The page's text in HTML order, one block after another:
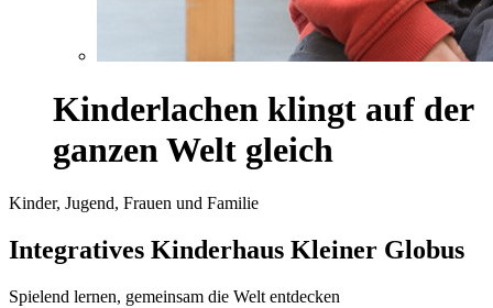
Kinderlachen klingt auf der
ganzen Welt gleich
Kinder, Jugend, Frauen und Familie
Integratives Kinderhaus Kleiner Globus
Spielend lernen, gemeinsam die Welt entdecken